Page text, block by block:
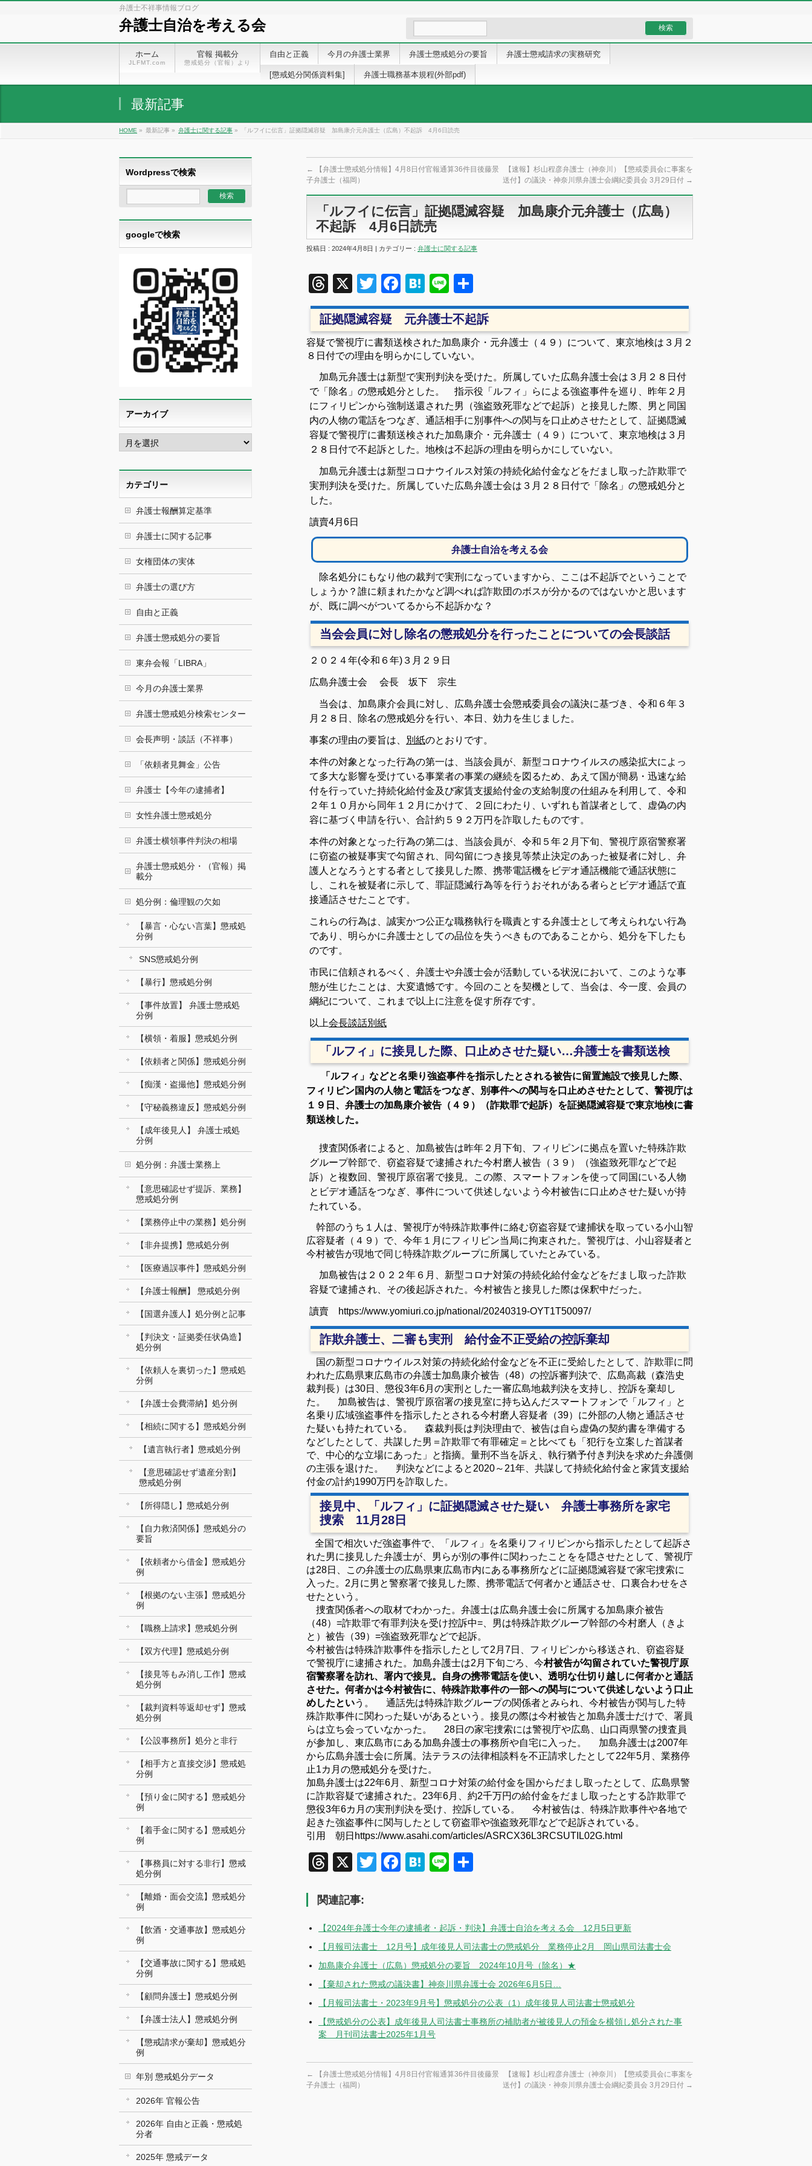
弁護士不祥事情報ブログ
弁護士自治を考える会
ホーム
JLFMT.com
官報 掲載分
懲戒処分（官報）より
自由と正義 今月の弁護士業界 弁護士懲戒処分の要旨 弁護士懲戒請求の実務研究
[懲戒処分関係資料集] 弁護士職務基本規程(外部pdf)
最新記事
HOME » 最新記事 » 弁護士に関する記事 » 「ルフイに伝言」証拠隠滅容疑 加島康介元弁護士（広島）不起訴 4月6日読売
←
【弁護士懲戒処分情報】4月8日付官報通算36件目後藤景
子弁護士（福岡）
【速報】杉山程彦弁護士（神奈川）【懲戒委員会に事案を
送付】の議決・神奈川県弁護士会綱紀委員会 3月29日付 →
「ルフイに伝言」証拠隠滅容疑 加島康介元弁護士（広島）
不起訴 4月6日読売
投稿日 : 2024年4月8日 | カテゴリー : 弁護士に関する記事
Threads
X TwitterFacebook
Hatena
Line
有
証拠隠滅容疑 元弁護士不起訴
容疑で警視庁に書類送検された加島康介・元弁護士（４９）について、東京地検は３月２
８日付での理由を明らかにしていない。
加島元弁護士は新型で実刑判決を受けた。所属していた広島弁護士会は３月２８日付
で「除名」の懲戒処分とした。 指示役「ルフィ」らによる強盗事件を巡り、昨年２月
にフィリピンから強制送還された男（強盗致死罪などで起訴）と接見した際、男と同国
内の人物の電話をつなぎ、通話相手に別事件への関与を口止めさせたとして、 証拠隠滅
容疑で警視庁に書類送検された加島康介・元弁護士 （４９）について、東京地検は３月
２８日付で不起訴とした。地検は不起訴の理由を明らかにしていない。
加島元弁護士は新型コロナウイルス対策の持続化給付金などをだまし取った詐欺罪で
実刑判決を受けた。所属していた広島弁護士会は３月２８日付で「除名」の懲戒処分と
した。
讀賣4月6日
弁護士自治を考える会
除名処分にもなり他の裁判で実刑になっていますから、ここは不起訴でということで
しょうか？誰に頼まれたかなど調べれば詐欺団のボスが分かるのではないかと思います
が、既に調べがついてるから不起訴かな？
当会会員に対し除名の懲戒処分を行ったことについての会長談話
２０２４年(令和６年)３月２９日
広島弁護士会 会長 坂下 宗生
当会は、加島康介会員に対し、広島弁護士会懲戒委員会の議決に基づき、令和６年３
月２８日、除名の懲戒処分を行い、本日、効力を生じました。
事案の理由の要旨は、 別紙のとおりです。
本件の対象となった行為の第一は、当該会員が、新型コロナウイルスの感染拡大によっ
て多大な影響を受けている事業者の事業の継続を図るため、あえて国が簡易・迅速な給
付を行っていた持続化給付金及び家賃支援給付金の支給制度の仕組みを利用して、令和
２年１０月から同年１２月にかけて、２回にわたり、いずれも首謀者として、虚偽の内
容に基づく申請を行い、合計約５９２万円を詐取したものです。
本件の対象となった行為の第二は、当該会員が、令和５年２月下旬、警視庁原宿警察署
に窃盗の被疑事実で勾留され、同勾留につき接見等禁止決定のあった被疑者に対し、弁
護人となろうとする者として接見した際、携帯電話機をビデオ通話機能で通話状態に
し、これを被疑者に示して、罪証隠滅行為等を行うおそれがある者らとビデオ通話で直
接通話させたことです。
これらの行為は、誠実かつ公正な職務執行を職責とする弁護士として考えられない行為
であり、明らかに弁護士としての品位を失うべきものであることから、処分を下したも
のです。
市民に信頼されるべく、弁護士や弁護士会が活動している状況において、このような事
態が生じたことは、大変遺憾です。今回のことを契機として、当会は、今一度、会員の
綱紀について、これまで以上に注意を促す所存です。
以上会長談話別紙
「ルフィ」に接見した際、口止めさせた疑い…弁護士を書類送検
「ルフィ」などと名乗り強盗事件を指示したとされる被告に留置施設で接見した際、
フィリピン国内の人物と電話をつなぎ、別事件への関与を口止めさせたとして、警視庁は
１９日、弁護士の加島康介被告（４９）（詐欺罪で起訴）を証拠隠滅容疑で東京地検に書
類送検した。
捜査関係者によると、加島被告は昨年２月下旬、フィリピンに拠点を置いた特殊詐欺
グループ幹部で、窃盗容疑で逮捕された今村磨人被告（３９）（強盗致死罪などで起
訴）と複数回、警視庁原宿署で接見。この際、スマートフォンを使って同国にいる人物
とビデオ通話をつなぎ、事件について供述しないよう今村被告に口止めさせた疑いが持
たれている。
幹部のうち１人は、警視庁が特殊詐欺事件に絡む窃盗容疑で逮捕状を取っている小山智
広容疑者（４９）で、今年１月にフィリピン当局に拘束された。警視庁は、小山容疑者と
今村被告が現地で同じ特殊詐欺グループに所属していたとみている。
加島被告は２０２２年６月、新型コロナ対策の持続化給付金などをだまし取った詐欺
容疑で逮捕され、その後起訴された。今村被告と接見した際は保釈中だった。
讀賣 https://www.yomiuri.co.jp/national/20240319-OYT1T50097/
詐欺弁護士、二審も実刑 給付金不正受給の控訴棄却
国の新型コロナウイルス対策の持続化給付金などを不正に受給したとして、詐欺罪に問
われた広島県東広島市の弁護士加島康介被告（48）の控訴審判決で、広島高裁（森浩史
裁判長）は30日、懲役3年6月の実刑とした一審広島地裁判決を支持し、控訴を棄却し
た。 加島被告は、警視庁原宿署の接見室に持ち込んだスマートフォンで「ルフィ」と
名乗り広域強盗事件を指示したとされる今村磨人容疑者（39）に外部の人物と通話させ
た疑いも持たれている。 森裁判長は判決理由で、被告は自ら虚偽の契約書を準備する
などしたとして、共謀した男＝詐欺罪で有罪確定＝と比べても「犯行を立案した首謀者
で、中心的な立場にあった」と指摘。量刑不当を訴え、執行猶予付き判決を求めた弁護側
の主張を退けた。 判決などによると2020～21年、共謀して持続化給付金と家賃支援給
付金の計約1990万円を詐取した。
接見中、「ルフィ」に証拠隠滅させた疑い 弁護士事務所を家宅
捜索 11月28日
全国で相次いだ強盗事件で、「ルフィ」を名乗りフィリピンから指示したとして起訴さ
れた男に接見した弁護士が、男らが別の事件に関わったことをを隠させたとして、警視庁
は28日、この弁護士の広島県東広島市内にある事務所などに証拠隠滅容疑で家宅捜索に
入った。2月に男と警察署で接見した際、携帯電話で何者かと通話させ、口裏合わせをさ
せたという。
捜査関係者への取材でわかった。弁護士は広島弁護士会に所属する加島康介被告
（48）=詐欺罪で有罪判決を受け控訴中=、男は特殊詐欺グループ幹部の今村磨人（きよ
と）被告（39）=強盗致死罪などで起訴。
今村被告は特殊詐欺事件を指示したとして2月7日、フィリピンから移送され、窃盗容疑
で警視庁に逮捕された。加島弁護士は2月下旬ごろ、今村被告が勾留されていた警視庁原
宿警察署を訪れ、署内で接見。自身の携帯電話を使い、透明な仕切り越しに何者かと通話
させた。何者かは今村被告に、特殊詐欺事件の一部への関与について供述しないよう口止
めしたという。 通話先は特殊詐欺グループの関係者とみられ、今村被告が関与した特
殊詐欺事件に関わった疑いがあるという。接見の際は今村被告と加島弁護士だけで、署員
らは立ち会っていなかった。 28日の家宅捜索には警視庁や広島、山口両県警の捜査員
が参加し、東広島市にある加島弁護士の事務所や自宅に入った。 加島弁護士は2007年
から広島弁護士会に所属。法テラスの法律相談料を不正請求したとして22年5月、業務停
止1カ月の懲戒処分を受けた。
加島弁護士は22年6月、新型コロナ対策の給付金を国からだまし取ったとして、広島県警
に詐欺容疑で逮捕された。23年6月、約2千万円の給付金をだまし取ったとする詐欺罪で
懲役3年6カ月の実刑判決を受け、控訴している。 今村被告は、特殊詐欺事件や各地で
起きた強盗事件に関与したとして窃盗罪や強盗致死罪などで起訴されている。
引用 朝日https://www.asahi.com/articles/ASRCX36L3RCSUTIL02G.html
Threads
X TwitterFacebook
Hatena
Line
関連記事:
【2024年弁護士今年の逮捕者・起訴・判決】弁護士自治を考える会 12月5日更新
【月報司法書士 12月号】成年後見人司法書士の懲戒処分 業務停止2月 岡山県司法書士会
加島康介弁護士（広島）懲戒処分の要旨 2024年10月号（除名）★
【棄却された懲戒の議決書】神奈川県弁護士会 2026年6月5日…
【月報司法書士・2023年9月号】懲戒処分の公表（1）成年後見人司法書士懲戒処分
【懲戒処分の公表】成年後見人司法書士事務所の補助者が被後見人の預金を横領し処分された事
案 月刊司法書士2025年1月号
←
【弁護士懲戒処分情報】4月8日付官報通算36件目後藤景
子弁護士（福岡）
【速報】杉山程彦弁護士（神奈川）【懲戒委員会に事案を
送付】の議決・神奈川県弁護士会綱紀委員会 3月29日付 →
Wordpressで検索
googleで検索
アーカイブ
ア
ー
イ
ブカテゴリー
弁護士報酬算定基準
弁護士に関する記事
女権団体の実体
弁護士の選び方
自由と正義
弁護士懲戒処分の要旨
東弁会報「LIBRA」
今月の弁護士業界
弁護士懲戒処分検索センター
会長声明・談話（不祥事）
「依頼者見舞金」公告
弁護士【今年の逮捕者】
女性弁護士懲戒処分
弁護士横領事件判決の相場
弁護士懲戒処分・（官報）掲
載分
処分例：倫理観の欠如
【暴言・心ない言葉】懲戒処
分例
SNS懲戒処分例
【暴行】懲戒処分例
【事件放置】 弁護士懲戒処
分例
【横領・着服】懲戒処分例
【依頼者と関係】懲戒処分例
【痴漢・盗撮他】懲戒処分例
【守秘義務違反】懲戒処分例
【成年後見人】 弁護士戒処
分例
処分例：弁護士業務上
【意思確認せず提訴、業務】
懲戒処分例
【業務停止中の業務】処分例
【非弁提携】懲戒処分例
【医療過誤事件】懲戒処分例
【弁護士報酬】 懲戒処分例
【国選弁護人】処分例と記事
【判決文・証拠委任状偽造】
処分例
【依頼人を裏切った】懲戒処
分例
【弁護士会費滞納】処分例
【相続に関する】懲戒処分例
【遺言執行者】懲戒処分例
【意思確認せず遺産分割】
懲戒処分例
【所得隠し】懲戒処分例
【自力救済関係】懲戒処分の
要旨
【依頼者から借金】懲戒処分
例
【根拠のない主張】懲戒処分
例
【職務上請求】懲戒処分例
【双方代理】懲戒処分例
【接見等もみ消し工作】懲戒
処分例
【裁判資料等返却せず】懲戒
処分例
【公設事務所】処分と非行
【相手方と直接交渉】懲戒処
分例
【預り金に関する】懲戒処分
例
【着手金に関する】懲戒処分
例
【事務員に対する非行】懲戒
処分例
【離婚・面会交流】懲戒処分
例
【飲酒・交通事故】懲戒処分
例
【交通事故に関する】懲戒処
分例
【顧問弁護士】懲戒処分例
【弁護士法人】懲戒処分例
【懲戒請求が棄却】懲戒処分
例
年別 懲戒処分データ
2026年 官報公告
2026年 自由と正義・懲戒処
分者
2025年 懲戒データ